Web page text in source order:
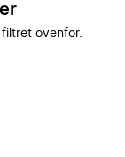
ovenfor.